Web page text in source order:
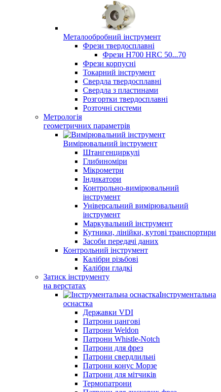
Металообробний інструмент
Фрези твердосплавні
Фрези H700 HRC 50...70
Фрези корпусні
Токарний інструмент
Свердла твердосплавні
Свердла з пластинами
Розгортки твердосплавні
Розточні системи
Метрологія
геометричних параметрів
Вимірювальний інструмент
Штангенциркулі
Глибиноміри
Мікрометри
Індикатори
Контрольно-вимірювальний
інструмент
Універсальний вимірювальний
інструмент
Маркувальний інструмент
Кутники, лінійки, кутові транспортири
Засоби передачі даних
Контрольний інструмент
Калібри різьбові
Калібри гладкі
Затиск інструменту
на верстатах
Інструментальна
оснастка
Державки VDI
Патрони цангові
Патрони Weldon
Патрони Whistle-Notch
Патрони для фрез
Патрони свердлильні
Патрони конус Морзе
Патрони для мітчиків
Термопатрони